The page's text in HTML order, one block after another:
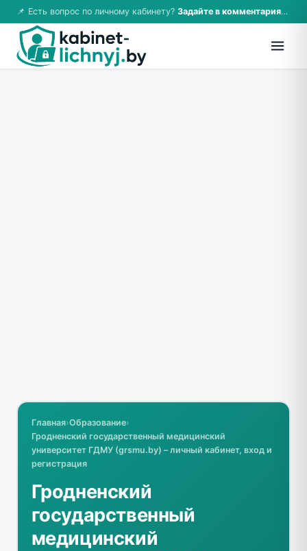
📌 Есть вопрос по личному кабинету? Задайте в комментариях — ответим!
Главная›Образование›
Гродненский государственный медицинский
университет ГДМУ (grsmu.by) – личный кабинет, вход и
регистрация
Гродненский
государственный
медицинский